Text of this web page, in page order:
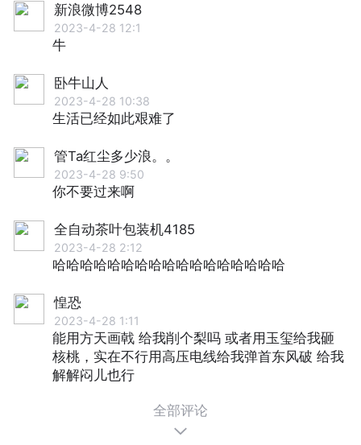
新浪微博2548
2023-4-28 12:1
牛
卧牛山人
2023-4-28 10:38
生活已经如此艰难了
管Ta红尘多少浪。。
2023-4-28 9:50
你不要过来啊
全自动茶叶包装机4185
2023-4-28 2:12
哈哈哈哈哈哈哈哈哈哈哈哈哈哈哈哈哈
惶恐
2023-4-28 1:11
能用方天画戟 给我削个梨吗 或者用玉玺给我砸
核桃，实在不行用高压电线给我弹首东风破 给我
解解闷儿也行
全部评论